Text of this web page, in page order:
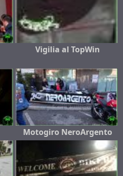
Vigilia al TopWin
Motogiro NeroArgento